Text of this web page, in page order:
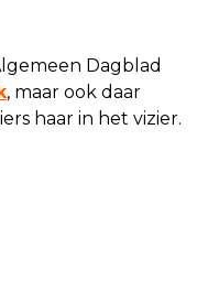
Dagblad
, maar ook daar
haar in het vizier.